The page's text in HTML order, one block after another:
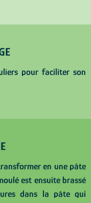
pour faciliter son
en une pâte
est ensuite brassé
dans la pâte qui